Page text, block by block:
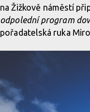
na Žižkově náměstí
odpolední program
pořadatelská ruka